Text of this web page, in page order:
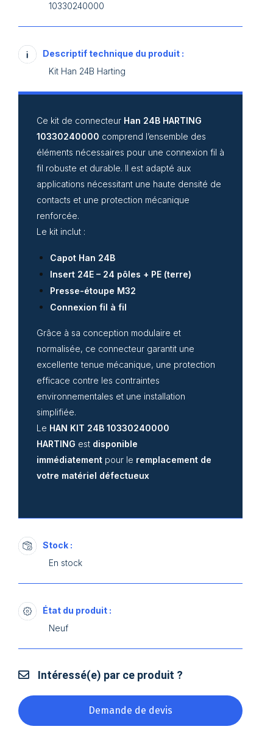
10330240000
Descriptif technique du produit :
Kit Han 24B Harting
Ce kit de connecteur Han 24B HARTING
10330240000 comprend l’ensemble des
éléments nécessaires pour une connexion fil à
fil robuste et durable. Il est adapté aux
applications nécessitant une haute densité de
contacts et une protection mécanique
renforcée.
Le kit inclut :
Capot Han 24B
Insert 24E – 24 pôles + PE (terre)
Presse-étoupe M32
Connexion fil à fil
Grâce à sa conception modulaire et
normalisée, ce connecteur garantit une
excellente tenue mécanique, une protection
efficace contre les contraintes
environnementales et une installation
simplifiée.
Le HAN KIT 24B 10330240000
HARTING est disponible
immédiatement pour le remplacement de
votre matériel défectueux
Stock :
En stock
État du produit :
Neuf
Intéressé(e) par ce produit ?
Demande de devis